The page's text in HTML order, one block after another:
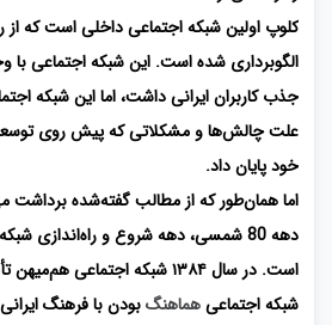
کلوپ اولین شبکه اجتماعی داخلی است که از
الگوبرداری شده‌ است. این شبکه اجتماعی با
علت چالش‌ها و مشکلاتی که پیش روی
خود پایان داد.
اما همان‌طور که از مطالب گفته‌شده
دهه 80 شمسی، دهه شروع و راه‌اندازی
است. در سال ۱۳۸۴ شبکه
شبکه اجتماعیهماهنگبودن با فرهنگ